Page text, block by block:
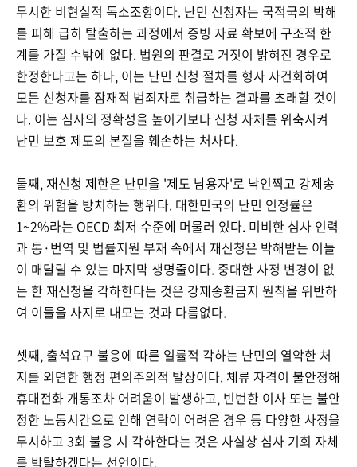
무시한 비현실적 독소조항이다. 난민 신청자는 국적국의 박해
를 피해 급히 탈출하는 과정에서 증빙 자료 확보에 구조적 한
계를 가질 수밖에 없다. 법원의 판결로 거짓이 밝혀진 경우로
한정한다고는 하나, 이는 난민 신청 절차를 형사 사건화하여
모든 신청자를 잠재적 범죄자로 취급하는 결과를 초래할 것이
다. 이는 심사의 정확성을 높이기보다 신청 자체를 위축시켜
난민 보호 제도의 본질을 훼손하는 처사다.
둘째, 재신청 제한은 난민을 '제도 남용자'로 낙인찍고 강제송
환의 위험을 방치하는 행위다. 대한민국의 난민 인정률은
1~2%라는 OECD 최저 수준에 머물러 있다. 미비한 심사 인력
과 통·번역 및 법률지원 부재 속에서 재신청은 박해받는 이들
이 매달릴 수 있는 마지막 생명줄이다. 중대한 사정 변경이 없
는 한 재신청을 각하한다는 것은 강제송환금지 원칙을 위반하
여 이들을 사지로 내모는 것과 다름없다.
셋째, 출석요구 불응에 따른 일률적 각하는 난민의 열악한 처
지를 외면한 행정 편의주의적 발상이다. 체류 자격이 불안정해
휴대전화 개통조차 어려움이 발생하고, 빈번한 이사 또는 불안
정한 노동시간으로 인해 연락이 어려운 경우 등 다양한 사정을
무시하고 3회 불응 시 각하한다는 것은 사실상 심사 기회 자체
를 박탈하겠다는 선언이다.